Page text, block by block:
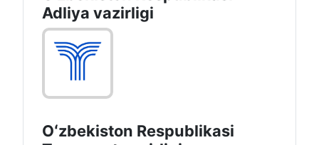
Adliya vazirligi
Oʻzbekiston Respublikasi